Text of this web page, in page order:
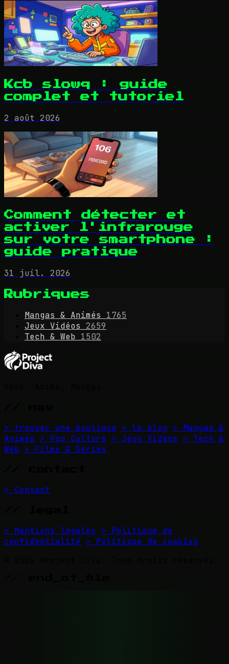
Kcb slowq : guide
complet et tutoriel
2 août 2026
Comment détecter et
activer l'infrarouge
sur votre smartphone :
guide pratique
31 juil. 2026
Rubriques
Mangas & Animés
1765
Jeux Vidéos
2659
Tech & Web 1502
> trouver une boutique > le blog > Mangas &
Animés
> Pop Culture > Jeux Vidéos
> Tech &
Web > Films & Séries
> Contact
> Mentions légales
> Politique de
confidentialité > Politique de cookies